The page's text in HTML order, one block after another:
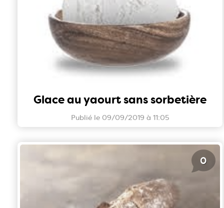
Glace au yaourt sans sorbetière
Publié le 09/09/2019 à 11:05
0